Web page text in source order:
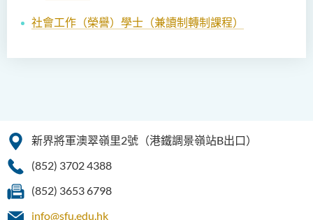
社會工作（榮譽）學士（兼讀制轉制課程）
新界將軍澳翠嶺里2號（港鐵調景嶺站B出口）
(852) 3702 4388
(852) 3653 6798
info@sfu.edu.hk